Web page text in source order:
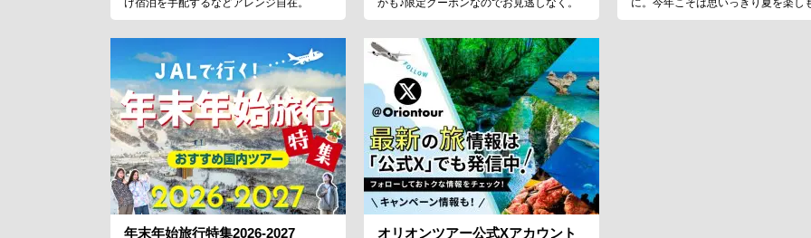
け宿泊を手配するなどアレンジ自在。
かも♪限定クーポンなのでお見逃しなく。
に。今年こそは思いっきり夏を楽し
年末年始旅行特集2026-2027 オリオンツアー公式Xアカウント